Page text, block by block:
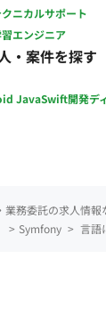
ニカルサポート
エンジニア
・案件を探す
JavaSwift開発デ
業務委託の求人情
> Symfony > 言語